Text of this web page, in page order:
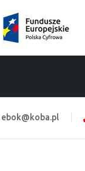
ebok@koba.pl